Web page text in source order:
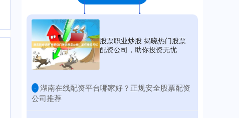
股票职业炒股 揭晓热门股票
配资公司，助你投资无忧
· ​湖南在线配资平台哪家好？正规安全股票配资
公司推荐